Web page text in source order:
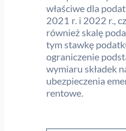
właściwe dla
2021 r. i 2022 r.,
również skalę
tym stawkę
ograniczenie
wymiaru składek
ubezpieczenia
rentowe.